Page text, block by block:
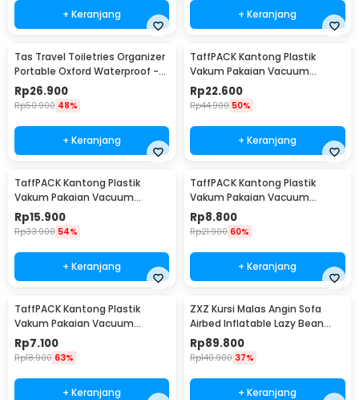
+ Keranjang + Keranjang
Tas Travel Toiletries Organizer
Portable Oxford Waterproof -
F119
Rp26.900
Rp50.900 48%
+ Keranjang
TaffPACK Kantong Plastik
Vakum Pakaian Vacuum
Compression Bag 1 PCS L -
SN024
Rp22.600
Rp44.900 50%
+ Keranjang
TaffPACK Kantong Plastik
Vakum Pakaian Vacuum
Compression Bag 1 PCS
80x110cm - YK-1000
Rp15.900
Rp33.900 54%
+ Keranjang
TaffPACK Kantong Plastik
Vakum Pakaian Vacuum
Compression Bag 1 PCS
60x80cm - YK-1000
Rp8.800
Rp21.900 60%
+ Keranjang
TaffPACK Kantong Plastik
Vakum Pakaian Vacuum
Compression Bag 1 PCS
50x70cm - YK-1000
Rp7.100
Rp18.900 63%
+ Keranjang
ZXZ Kursi Malas Angin Sofa
Airbed Inflatable Lazy Bean
Bag 230x70cm - LZ081
Rp89.800
Rp140.900 37%
+ Keranjang